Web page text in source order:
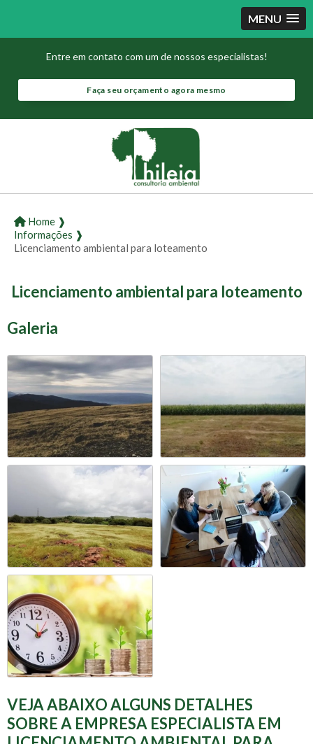
MENU
Entre em contato com um de nossos especialistas!
Faça seu orçamento agora mesmo
Home ❱
Informações ❱
Licenciamento ambiental para loteamento
Licenciamento ambiental para loteamento
Galeria
VEJA ABAIXO ALGUNS DETALHES
SOBRE A EMPRESA ESPECIALISTA EM